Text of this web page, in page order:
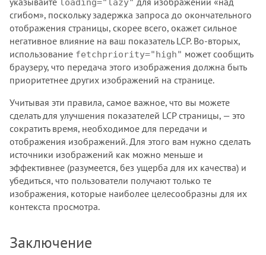
loading="lazy"
сгибом», поскольку задержка запроса до окончательного
отображения страницы, скорее всего, окажет сильное
негативное влияние на ваш показатель LCP. Во-вторых,
использование fetchpriority="high" может сообщить
браузеру, что передача этого изображения должна быть
приоритетнее других изображений на странице.
Учитывая эти правила, самое важное, что вы можете
сделать для улучшения показателей LCP страницы, — это
сократить время, необходимое для передачи и
отображения изображений. Для этого вам нужно сделать
источники изображений как можно меньше и
эффективнее (разумеется, без ущерба для их качества) и
убедиться, что пользователи получают только те
изображения, которые наиболее целесообразны для их
контекста просмотра.
Заключение